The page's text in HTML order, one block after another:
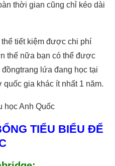
thời gian cũng chỉ kéo dài
tiết kiệm được chi phí
thế nữa bạn có thể được
lứa đang học tại
gia khác ít nhất 1 năm.
TIỂU BIỂU ĐỂ